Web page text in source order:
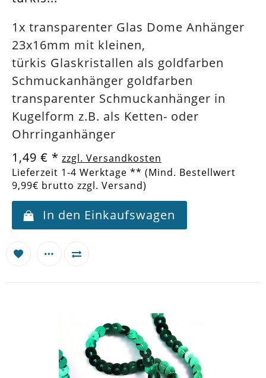
1x transparenter Glas Dome Anhänger
23x16mm mit kleinen,
türkis Glaskristallen als goldfarben
Schmuckanhänger goldfarben
transparenter Schmuckanhänger in
Kugelform z.B. als Ketten- oder
Ohrringanhänger
1,49 € * zzgl. Versandkosten
Lieferzeit 1-4 Werktage ** (Mind. Bestellwert
9,99€ brutto zzgl. Versand)
In den Einkaufswagen